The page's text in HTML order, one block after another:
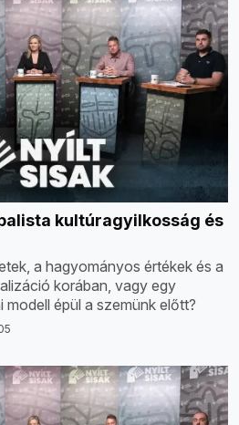
kultúragyilkosság és
a hagyományos értékek és a
korában, vagy egy
modell épül a szemünk előtt?